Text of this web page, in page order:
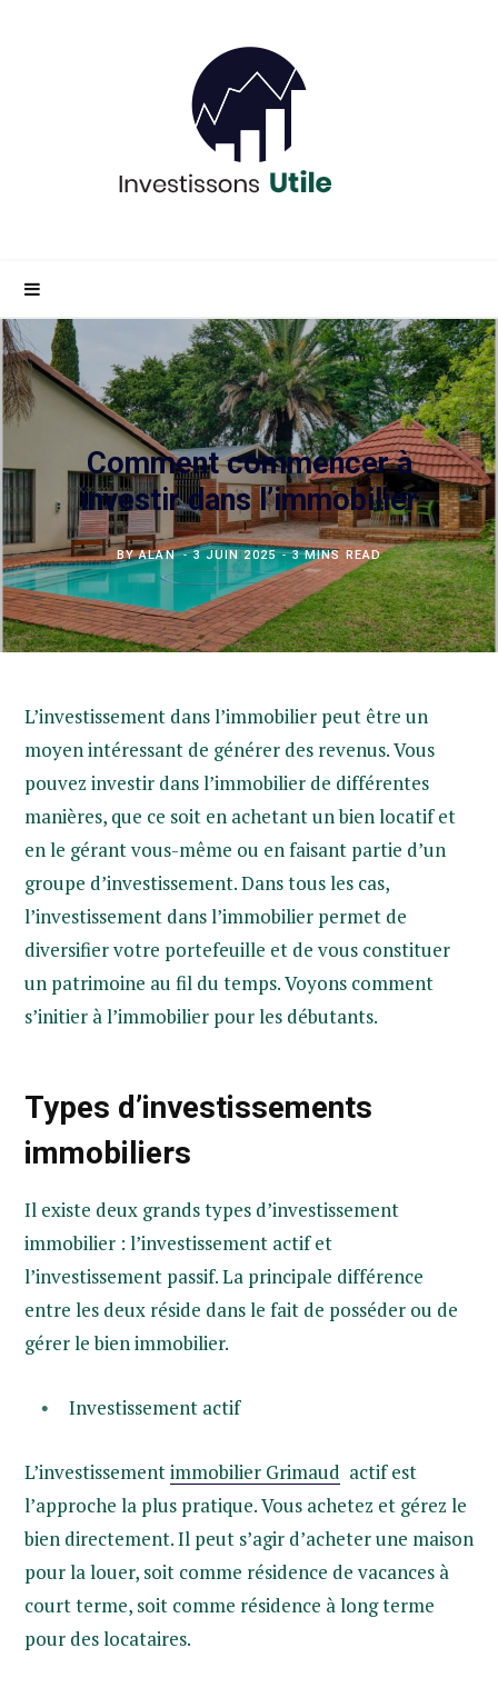
Comment commencer à
investir dans l’immobilier
BYALAN 3 JUIN 2025 3 MINS READ
L’investissement dans l’immobilier peut être un
moyen intéressant de générer des revenus. Vous
pouvez investir dans l’immobilier de différentes
manières, que ce soit en achetant un bien locatif et
en le gérant vous-même ou en faisant partie d’un
groupe d’investissement. Dans tous les cas,
l’investissement dans l’immobilier permet de
diversifier votre portefeuille et de vous constituer
un patrimoine au fil du temps. Voyons comment
s’initier à l’immobilier pour les débutants.
Types d’investissements
immobiliers
Il existe deux grands types d’investissement
immobilier : l’investissement actif et
l’investissement passif. La principale différence
entre les deux réside dans le fait de posséder ou de
gérer le bien immobilier.
Investissement actif
L’investissementimmobilier Grimaud actif est
l’approche la plus pratique. Vous achetez et gérez le
bien directement. Il peut s’agir d’acheter une maison
pour la louer, soit comme résidence de vacances à
court terme, soit comme résidence à long terme
pour des locataires.